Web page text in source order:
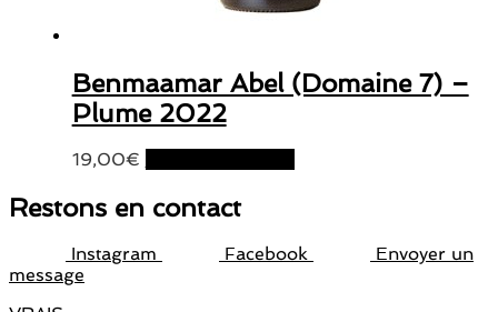
Benmaamar Abel (Domaine 7) –
Plume 2022
19,00€
Restons en contact
Instagram Facebook
Envoyer un
message